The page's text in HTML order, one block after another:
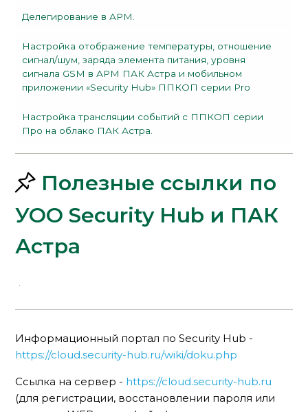
Делегирование в АРМ.
Настройка отображение температуры, отношение
сигнал/шум, заряда элемента питания, уровня
сигнала GSM в АРМ ПАК Астра и мобильном
приложении «Security Hub» ППКОП серии Prо
Настройка трансляции событий с ППКОП серии
Про на облако ПАК Астра.
Полезные ссылки по
УОО Security Hub и ПАК
Астра
Информационный портал по Security Hub -
https://cloud.security-hub.ru/wiki/doku.php
Ссылка на сервер - https://cloud.security-hub.ru
(для регистрации, восстановлении пароля или